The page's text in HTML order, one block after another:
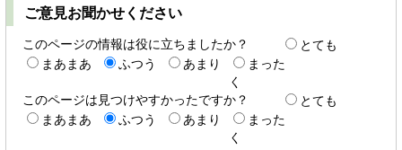
ご意見お聞かせください
このページの情報は役に立ちましたか？
とても
まあまあ
ふつう あまり
まった
く
このページは見つけやすかったですか？
とても
まあまあ
ふつう あまり
まった
く